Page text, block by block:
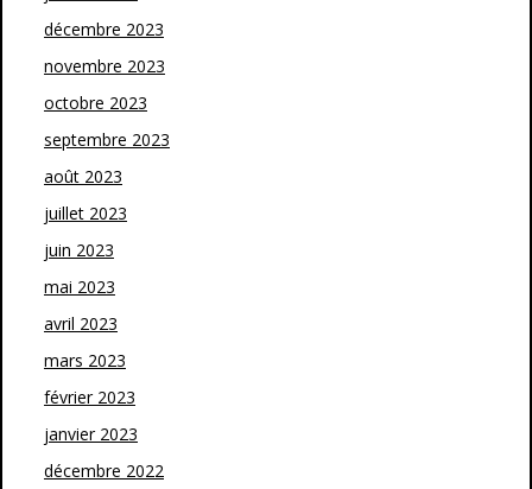
décembre 2023
novembre 2023
octobre 2023
septembre 2023
août 2023
juillet 2023
juin 2023
mai 2023
avril 2023
mars 2023
février 2023
janvier 2023
décembre 2022